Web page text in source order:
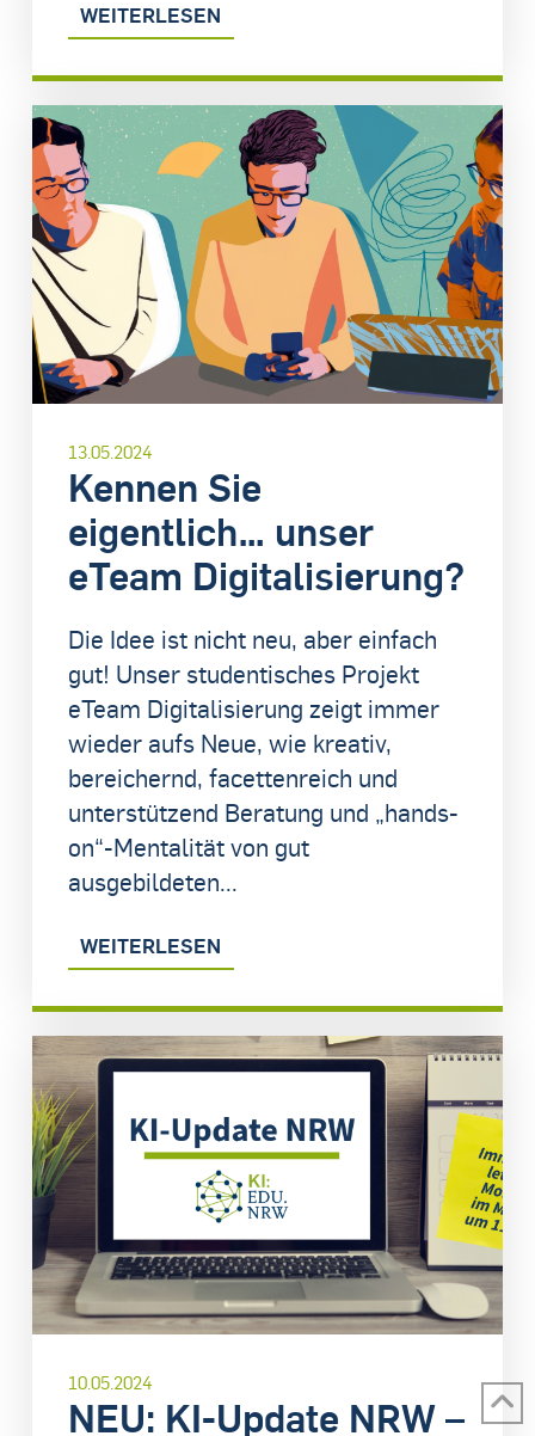
WEITERLESEN
13.05.2024
Kennen Sie
eigentlich… unser
eTeam Digitalisierung?
Die Idee ist nicht neu, aber einfach
gut! Unser studentisches Projekt
eTeam Digitalisierung zeigt immer
wieder aufs Neue, wie kreativ,
bereichernd, facettenreich und
unterstützend Beratung und „hands-
on“-Mentalität von gut
ausgebildeten...
WEITERLESEN
10.05.2024
NEU: KI-Update NRW –